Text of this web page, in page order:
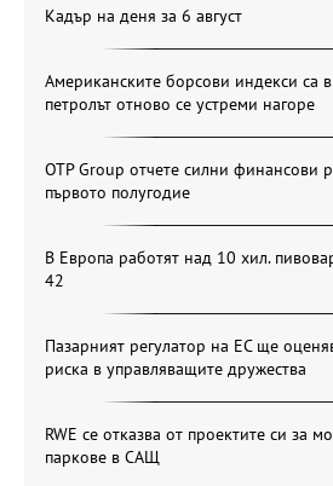
Кадър на деня за 6 август
Американските борсови индекси са в
петролът отново се устреми нагоре
OTP Group отчете силни финансови
първото полугодие
В Европа работят над 10 хил.
42
Пазарният регулатор на ЕС ще
риска в управляващите дружества
RWE се отказва от проектите си за
паркове в САЩ